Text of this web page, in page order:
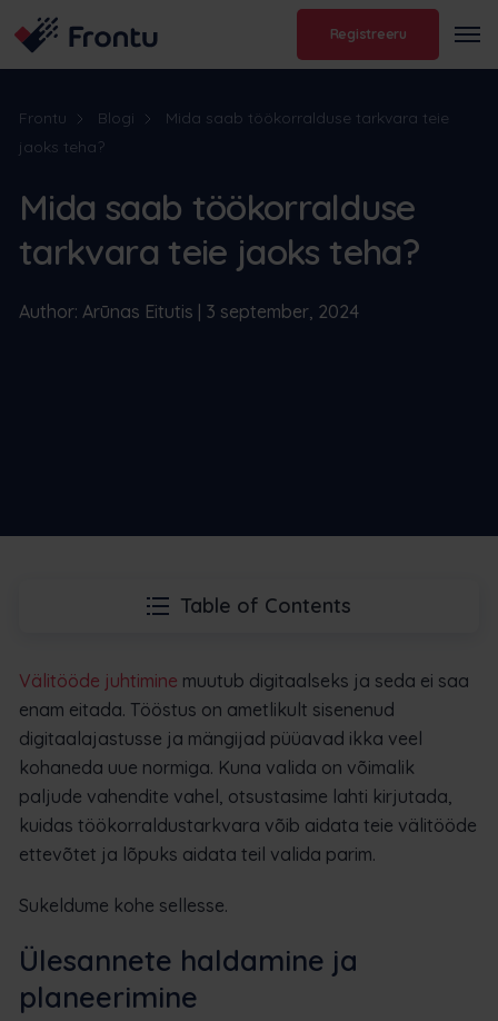
Registreeru
Frontu Blogi
Mida saab töökorralduse tarkvara teie
jaoks teha?
Mida saab töökorralduse
tarkvara teie jaoks teha?
Author: Arūnas Eitutis | 3 september, 2024
Table of Contents
Välitööde juhtimine muutub digitaalseks ja seda ei saa
enam eitada. Tööstus on ametlikult sisenenud
digitaalajastusse ja mängijad püüavad ikka veel
kohaneda uue normiga. Kuna valida on võimalik
paljude vahendite vahel, otsustasime lahti kirjutada,
kuidas töökorraldustarkvara võib aidata teie välitööde
ettevõtet ja lõpuks aidata teil valida parim.
Sukeldume kohe sellesse.
Ülesannete haldamine ja
planeerimine